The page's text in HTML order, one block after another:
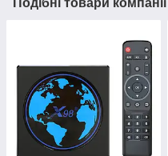
Подібні товари компанії